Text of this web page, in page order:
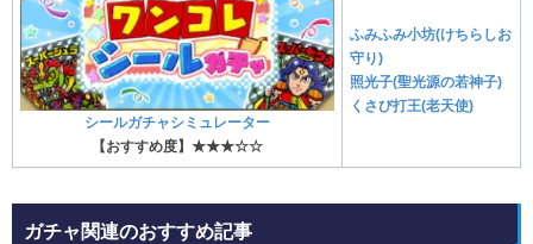
シールガチャシミュレーター
【おすすめ度】★★★☆☆
ふみふみ小坊(けちらしお
守り)
照光子(聖光源の若神子)
くさび打王(老天使)
ガチャ関連のおすすめ記事